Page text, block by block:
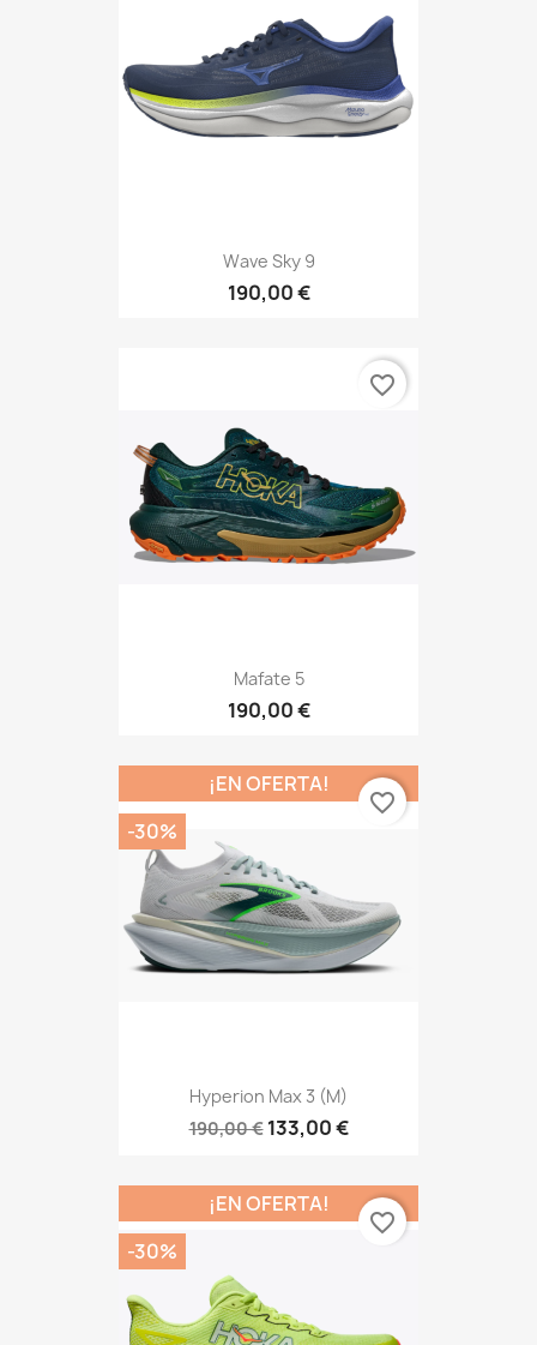
Wave Sky 9
190,00 €
Mafate 5
190,00 €
favorite_border
Hyperion Max 3 (M)
190,00 € 133,00 €
¡EN OFERTA!
-30%
favorite_border
¡EN OFERTA!
-30%
favorite_border